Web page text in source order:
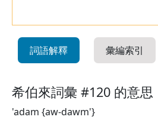
詞語解釋 彙編索引
希伯來詞彙 #120 的意思
'adam {aw-dawm'}